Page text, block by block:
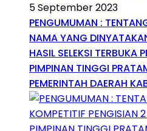
5 September 2023
PENGUMUMAN :
NAMA YANG
HASIL SELEKSI TERBUKA
PIMPINAN TINGGI
PEMERINTAH DAERAH